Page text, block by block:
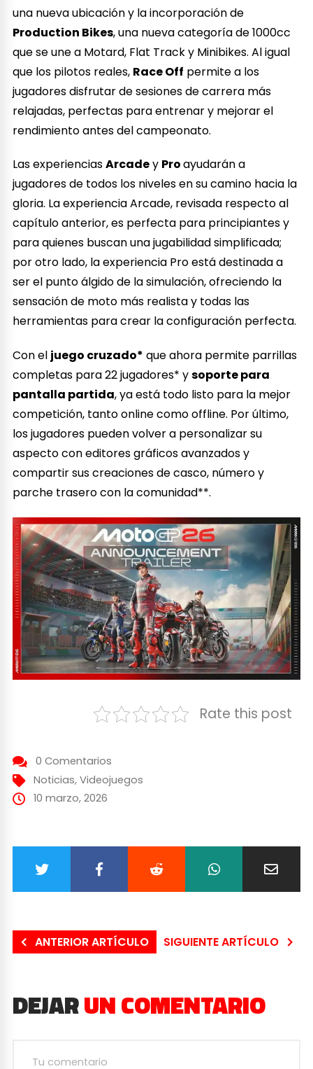
una nueva ubicación y la incorporación de
Production Bikes, una nueva categoría de 1000cc
que se une a Motard, Flat Track y Minibikes. Al igual
que los pilotos reales, Race Off permite a los
jugadores disfrutar de sesiones de carrera más
relajadas, perfectas para entrenar y mejorar el
rendimiento antes del campeonato.
Las experienciasArcadey Proayudarán a
jugadores de todos los niveles en su camino hacia la
gloria. La experiencia Arcade, revisada respecto al
capítulo anterior, es perfecta para principiantes y
para quienes buscan una jugabilidad simplificada;
por otro lado, la experiencia Pro está destinada a
ser el punto álgido de la simulación, ofreciendo la
sensación de moto más realista y todas las
herramientas para crear la configuración perfecta.
Con el juego cruzado* que ahora permite parrillas
completas para 22 jugadores* ysoporte para
pantalla partida, ya está todo listo para la mejor
competición, tanto online como offline. Por último,
los jugadores pueden volver a personalizar su
aspecto con editores gráficos avanzados y
compartir sus creaciones de casco, número y
parche trasero con la comunidad**.
Rate this post
0 Comentarios
Noticias, Videojuegos
10 marzo, 2026
ANTERIOR ARTÍCULO SIGUIENTE ARTÍCULO
DEJARUN COMENTARIO